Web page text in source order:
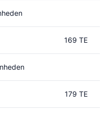
169 TE
179 TE